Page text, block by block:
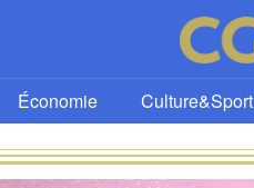
Économie Culture&Sport